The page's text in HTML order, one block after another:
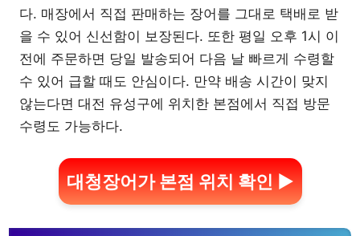
다. 매장에서 직접 판매하는 장어를 그대로 택배로 받
을 수 있어 신선함이 보장된다. 또한 평일 오후 1시 이
전에 주문하면 당일 발송되어 다음 날 빠르게 수령할
수 있어 급할 때도 안심이다. 만약 배송 시간이 맞지
않는다면 대전 유성구에 위치한 본점에서 직접 방문
수령도 가능하다.
대청장어가 본점 위치 확인 ▶